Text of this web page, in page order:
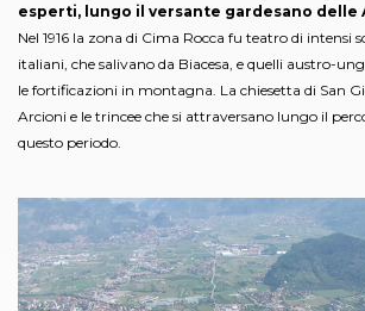
esperti, lungo il versante gardesano delle
Nel 1916 la zona di Cima Rocca fu teatro di intensi
italiani, che salivano da Biacesa, e quelli austro-
le fortificazioni in montagna. La chiesetta di San
Arcioni e le trincee che si attraversano lungo il
questo periodo.